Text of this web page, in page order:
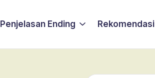
Penjelasan Ending Rekomendasi